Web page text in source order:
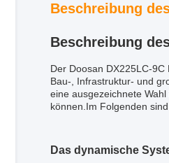
Beschreibung
Beschreibung
Der Doosan DX225LC-
Bau-, Infrastruktur- und
eine ausgezeichnete
können.Im Folgenden
Das dynamische